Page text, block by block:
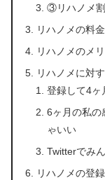
③リハノメ
リハノメの料
リハノメのメ
リハノメに対
登録して4ヶ
6ヶ月の私の
ゃいい
Twitterでみ
リハノメの登